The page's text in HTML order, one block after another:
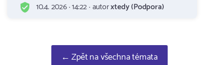
10.4. 2026 · 14:22 · autorxtedy (Podpora)
← Zpět na všechna témata